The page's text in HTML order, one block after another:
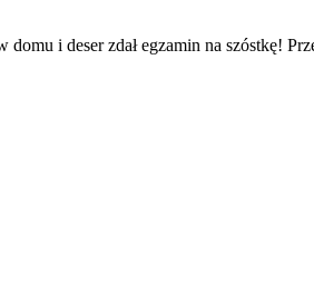
i deser zdał egzamin na szóstkę!